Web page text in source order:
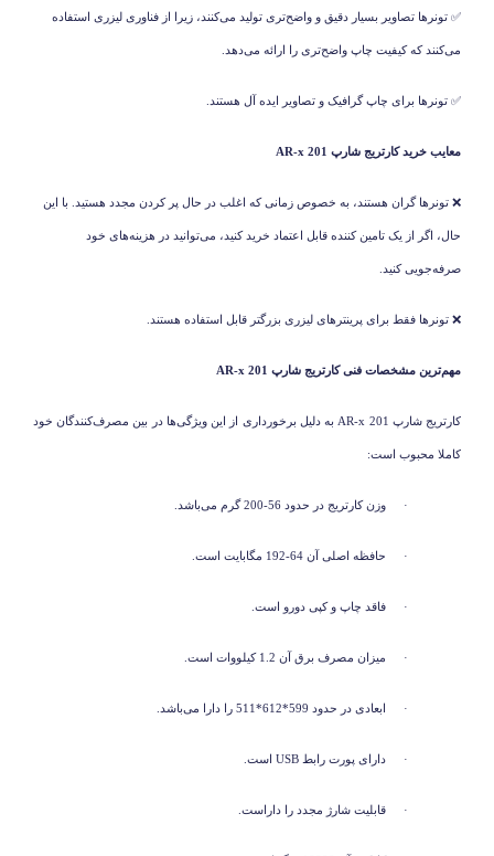
✅ تونرها تصاویر بسیار دقیق و واضح‌تری تولید می‌کنند، زیرا از فناوری لیزری استفاده
می‌کنند که کیفیت چاپ واضح‌تری را ارائه می‌دهد.
✅ تونرها برای چاپ گرافیک و تصاویر ایده آل هستند.
معایب خرید کارتریج شارپ
❌ تونرها گران هستند، به خصوص زمانی که اغلب در حال پر کردن مجدد هستید. با این
حال، اگر از یک تامین کننده قابل اعتماد خرید کنید، می‌توانید در هزینه‌های خود
صرفه‌جویی کنید.
❌ تونرها فقط برای پرینترهای لیزری بزرگتر قابل استفاده هستند.
مهم‌ترین مشخصات فنی کارتریج شارپ
کارتریج شارپ به دلیل برخورداری از این ویژگی‌ها در بین مصرف‌کنندگان خود
کاملا محبوب است:
· وزن کارتریج در حدود 56-200 گرم می‌باشد.
· حافظه اصلی آن 64-192 مگابایت است.
· فاقد چاپ و کپی دورو است.
· میزان مصرف برق آن 1.2 کیلووات است.
· ابعادی در حدود 599*612*511 را دارا می‌باشد.
· دارای پورت رابط USB است.
· قابلیت شارژ مجدد را داراست.